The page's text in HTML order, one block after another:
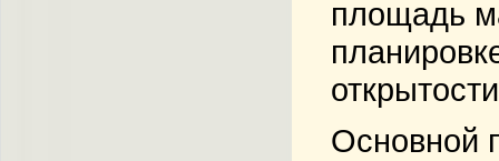
площадь
Основной